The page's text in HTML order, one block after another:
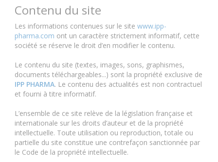
Contenu du site
Les informations contenues sur le site www.ipp-
pharma.com ont un caractère strictement informatif, cette
société se réserve le droit d’en modifier le contenu.
Le contenu du site (textes, images, sons, graphismes,
documents téléchargeables...) sont la propriété exclusive de
IPP PHARMA. Le contenu des actualités est non contractuel
et fourni à titre informatif.
L’ensemble de ce site relève de la législation française et
internationale sur les droits d’auteur et de la propriété
intellectuelle. Toute utilisation ou reproduction, totale ou
partielle du site constitue une contrefaçon sanctionnée par
le Code de la propriété intellectuelle.